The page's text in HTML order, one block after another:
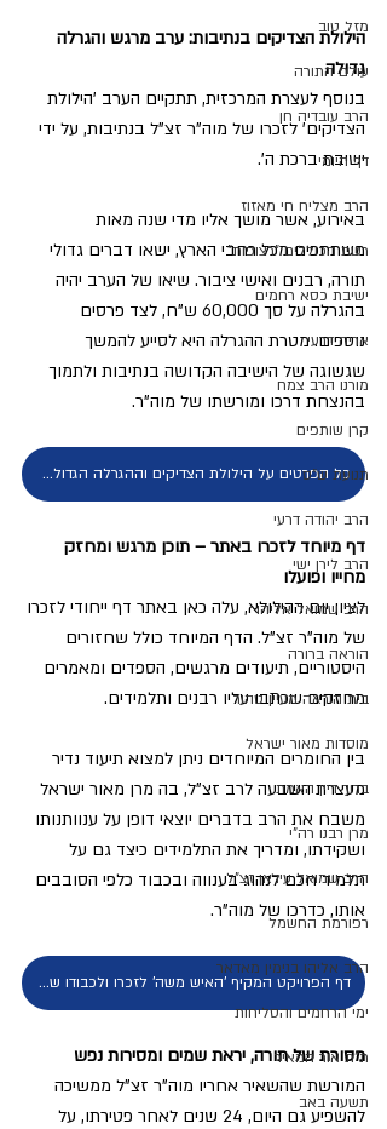
מזל טוב
עולם התורה
הרב עובדיה חן
דף היומי
הרב מצליח חי מאזוז
רשת הכוללים "רצופות"
ישיבת כסא רחמים
אריה דרעי
מורנו הרב צמח
קרן שותפים
תנועת ש"ס
הרב יהודה דרעי
הרב לירן ישי
הרב שמואל אליהו
הוראה ברורה
בית הוראה מעיין טהור
מוסדות מאור ישראל
ברוך דיין האמת
מרן רבנו רה"י
הרב שמואל עידאן זצ"ל
רפורמת החשמל
הרב אליהו בנימין מאדאר
ימי הרחמים והסליחות
ת"ת אור המאיר
תשעה באב
הילולת הצדיקים בנתיבות: ערב מרגש והגרלה
גדולה
בנוסף לעצרת המרכזית, תתקיים הערב 'הילולת
הצדיקים' לזכרו של מוה"ר זצ"ל בנתיבות, על ידי
ישיבת ברכת ה'.
באירוע, אשר מושך אליו מדי שנה מאות
משתתפים מכל רחבי הארץ, ישאו דברים גדולי
תורה, רבנים ואישי ציבור. שיאו של הערב יהיה
בהגרלה על סך 60,000 ש"ח, לצד פרסים
נוספים. מטרת ההגרלה היא לסייע להמשך
שגשוגה של הישיבה הקדושה בנתיבות ולתמוך
בהנצחת דרכו ומורשתו של מוה"ר.
כל הפרטים על הילולת הצדיקים וההגרלה הגדולה שתתקיים היום בערב
דף מיוחד לזכרו באתר – תוכן מרגש ומחזק
מחייו ופועלו
לציון יום ההילולא, עלה כאן באתר דף ייחודי לזכרו
של מוה"ר זצ"ל. הדף המיוחד כולל שחזורים
היסטוריים, תיעודים מרגשים, הספדים ומאמרים
מחזקים שכתבו עליו רבנים ותלמידים.
בין החומרים המיוחדים ניתן למצוא תיעוד נדיר
מעצרת השבעה לרב זצ"ל, בה מרן מאור ישראל
משבח את הרב בדברים יוצאי דופן על ענוותנותו
ושקידתו, ומדריך את התלמידים כיצד גם על
תלמיד חכם לנהוג בענווה ובכבוד כלפי הסובבים
אותו, כדרכו של מוה"ר.
דף הפרויקט המקיף 'האיש משה' לזכרו ולכבודו של מורנו הרב זצ"ל
מסורת של תורה, יראת שמים ומסירות נפש
המורשת שהשאיר אחריו מוה"ר זצ"ל ממשיכה
להשפיע גם היום, 24 שנים לאחר פטירתו, על